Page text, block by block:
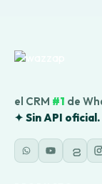
el CRM #1 de
✦ Sin API oficial.